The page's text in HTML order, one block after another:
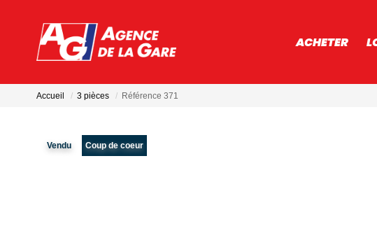
ACHETER
Accueil 3 pièces Référence 371
Vendu Coup de coeur